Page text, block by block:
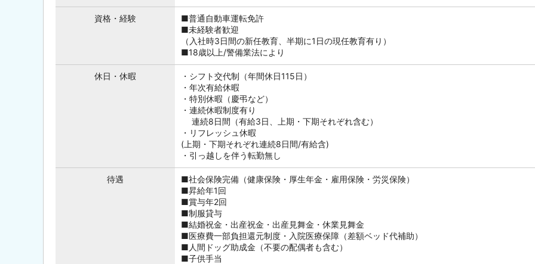
資格・経験
■普通自動車運転免許
■未経験者歓迎
（入社時3日間の新任教育、半期に1日の現任教育有り）
■18歳以上/警備業法により
休日・休暇
・シフト交代制（年間休日115日）
・年次有給休暇
・特別休暇（慶弔など）
・連続休暇制度有り
連続8日間（有給3日、上期・下期それぞれ含む）
・リフレッシュ休暇
(上期・下期それぞれ連続8日間/有給含)
・引っ越しを伴う転勤無し
待遇
■社会保険完備（健康保険・厚生年金・雇用保険・労災保険）
■昇給年1回
■賞与年2回
■制服貸与
■結婚祝金・出産祝金・出産見舞金・休業見舞金
■医療費一部負担還元制度・入院医療保障（差額ベッド代補助）
■人間ドッグ助成金（不要の配偶者も含む）
■子供手当